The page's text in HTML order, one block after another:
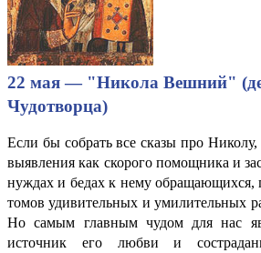
22 мая — "Никола Вешний"
Чудотворца)
Если бы собрать все сказы про Николу,
выявления как скорого помощника и
нуждах и бедах к нему обращающихся,
томов удивительных и умилительных
Но самым главным чудом для нас
источник его любви и